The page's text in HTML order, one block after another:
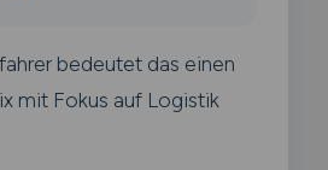
bedeutet das einen
mit Fokus auf Logistik